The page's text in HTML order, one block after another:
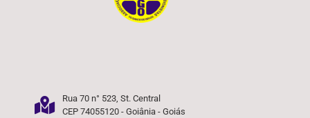
Rua 70 n° 523, St. Central
CEP 74055120 - Goiânia - Goiás